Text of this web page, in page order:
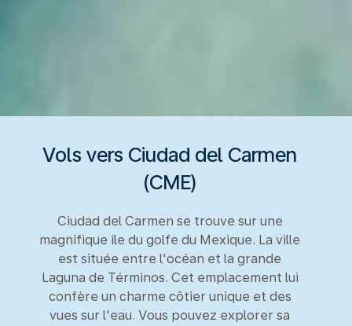
Vols vers Ciudad del Carmen
(CME)
Ciudad del Carmen se trouve sur une
magnifique île du golfe du Mexique. La ville
est située entre l'océan et la grande
Laguna de Términos. Cet emplacement lui
confère un charme côtier unique et des
vues sur l'eau. Vous pouvez explorer sa